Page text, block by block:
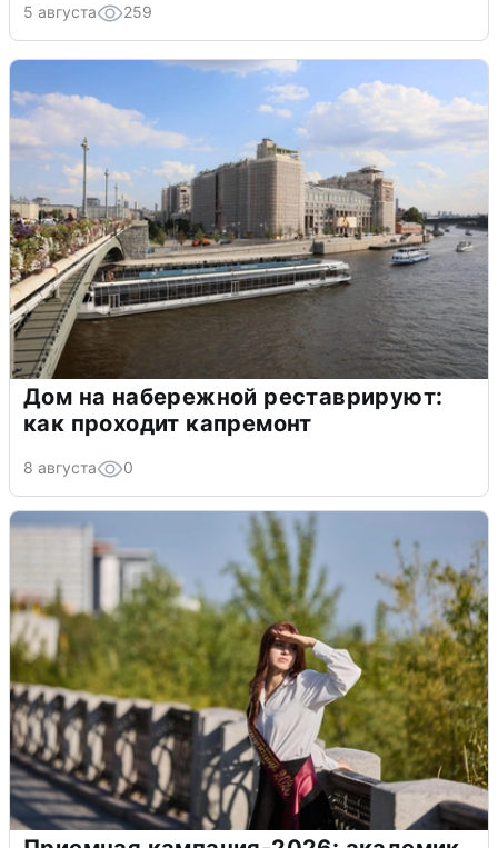
5 августа 259
Дом на набережной реставрируют:
как проходит капремонт
8 августа 0